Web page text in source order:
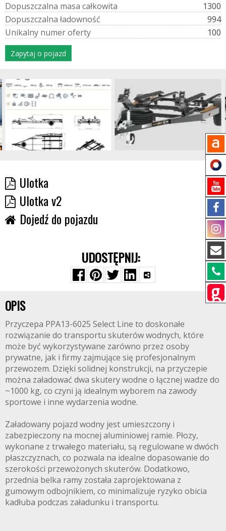
Dopuszczalna masa całkowita
1300
Dopuszczalna ładowność
994
Unikalny numeroferty 100
Zapytaj o pojazd
Ulotka
Ulotka v2
Dojedź do pojazdu
UDOSTĘPNIJ:
OPIS
Przyczepa PPA13-6025 Select Line to doskonałe
rozwiązanie do transportu skuterów wodnych, które
może być wykorzystywane zarówno przez osoby
prywatne, jak i firmy zajmujące się profesjonalnym
przewozem. Dzięki solidnej konstrukcji, na przyczepie
można załadować dwa skutery wodne o łącznej wadze do
~1000 kg, co czyni ją idealnym wyborem na zawody
sportowe i inne wydarzenia wodne.
Załadowany pojazd wodny jest umieszczony i
zabezpieczony na mocnej aluminiowej ramie. Płozy,
wykonane z trwałego materiału, są regulowane w dwóch
płaszczyznach, co pozwala na idealne dopasowanie do
szerokości przewożonych skuterów. Dodatkowo,
przednia belka ramy została zaprojektowana z
gumowym odbojnikiem, co minimalizuje ryzyko obicia
kadłuba podczas załadunku i transportu.